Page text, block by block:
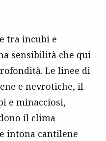
tra incubi e
sensibilità che qui
Le linee di
e nevrotiche, il
e minacciosi,
il clima
intona cantilene